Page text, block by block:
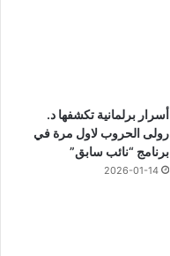
أسرار برلمانية تكشفها د.
رولى الحروب لاول مرة في
برنامج “نائب سابق”
2026-01-14